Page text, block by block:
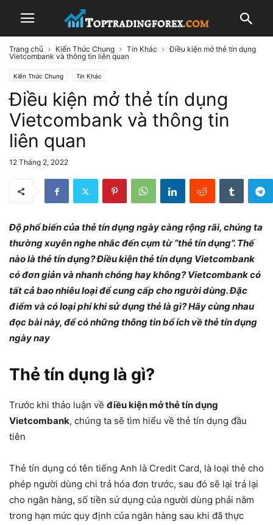
Trang chủ Kiến Thức Chung Tin Khác
Điều kiện mở thẻ tín dụng
Vietcombank và thông tin liên quan
Kiến Thức Chung Tin Khác
Điều kiện mở thẻ tín dụng
Vietcombank và thông tin
liên quan
12 Tháng 2, 2022
Độ phổ biến của thẻ tín dụng ngày càng rộng rãi, chúng ta
thường xuyên nghe nhắc đến cụm từ “thẻ tín dụng”. Thế
nào là thẻ tín dụng? Điều kiện thẻ tín dụng Vietcombank
có đơn giản và nhanh chóng hay không? Vietcombank có
tất cả bao nhiêu loại để cung cấp cho người dùng. Đặc
điểm và có loại phí khi sử dụng thẻ là gì? Hãy cùng nhau
đọc bài này, để có những thông tin bổ ích về thẻ tín dụng
ngày nay
Thẻ tín dụng là gì?
Trước khi thảo luận về điều kiện mở thẻ tín dụng
Vietcombank, chúng ta sẽ tìm hiểu về thẻ tín dụng đầu
tiên
Thẻ tín dụng có tên tiếng Anh là Credit Card, là loại thẻ cho
phép người dùng chi trả hóa đơn trước, sau đó sẽ lại trả lại
cho ngân hàng, số tiền sử dụng của người dùng phải nằm
trong hạn mức quy định của ngân hàng sau khi đã thực